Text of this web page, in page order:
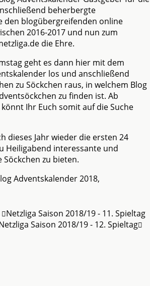
beherbergte
den blogübergreifenden online
2016-2017 und nun zum
die Ehre.
geht es dann hier mit dem
los und anschließend
zu Söckchen raus, in welchem Blog
zu finden ist. Ab
Ihr Euch somit auf die Suche
dieses Jahr wieder die ersten 24
Heiligabend interessante und
zu bieten.
Adventskalender 2018,
Netzliga Saison 2018/19 - 11. Spieltag
Saison 2018/19 - 12. Spieltag